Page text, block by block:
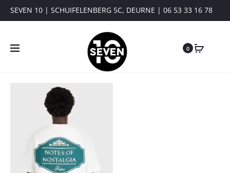
SEVEN 10 | SCHUIFELENBERG 5C, DEURNE | 06 53 33 16 78
0